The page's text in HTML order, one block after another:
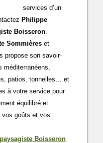
services d’un
Philippe
Boisseron.
Sommières et
propose son savoir-
méditerranéens,
patios, tonnelles… et
à votre service pour
équilibré et
vos goûts et vos
paysagiste Boisseron